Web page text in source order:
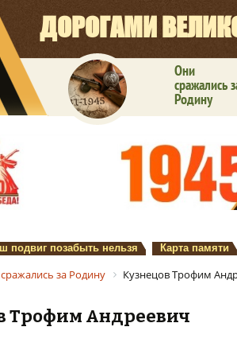
ДОРОГАМИ
Они
сражались
Родину
подвиг позабыть нельзя Карта памяти
за Родину Кузнецов Трофим
Трофим Андреевич